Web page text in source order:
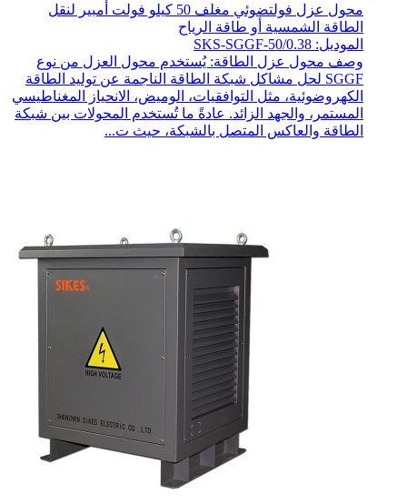
محول عزل فولتضوئي مغلف 50 كيلو فولت أمبير لنقل
الطاقة الشمسية أو طاقة الرياح
الموديل: SKS-SGGF-50/0.38
وصف محول عزل الطاقة: يُستخدم محول العزل من نوع
SGGF لحل مشاكل شبكة الطاقة الناجمة عن توليد الطاقة
الكهروضوئية، مثل التوافقيات، الوميض، الانحياز المغناطيسي
المستمر، والجهد الزائد. عادةً ما تُستخدم المحولات بين شبكة
الطاقة والعاكس المتصل بالشبكة، حيث ت...